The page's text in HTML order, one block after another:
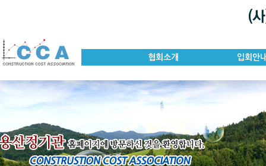
협회소개 입회안